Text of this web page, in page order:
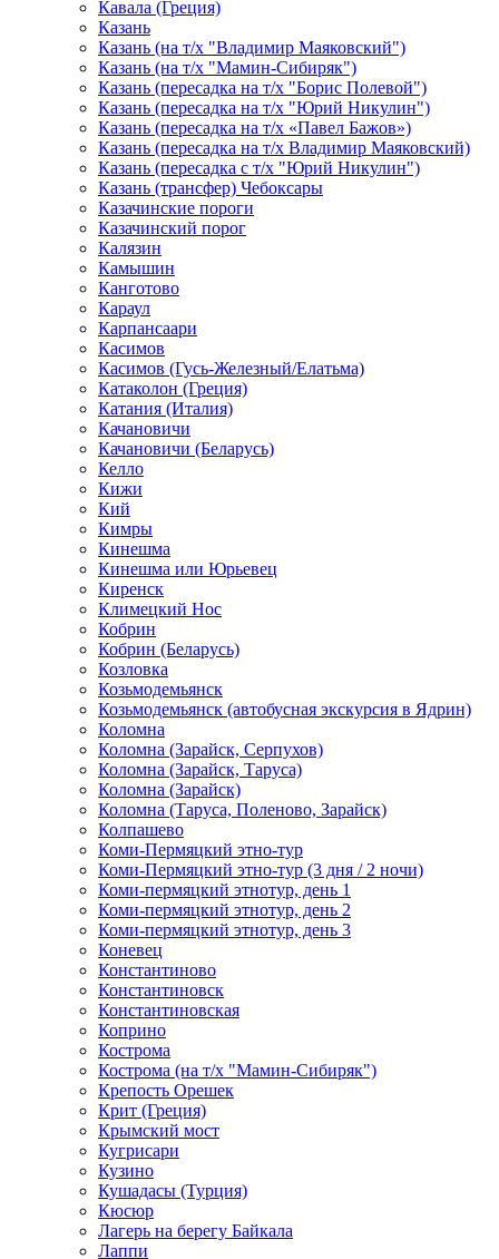
Кавала (Греция)
Казань
Казань (на т/х "Владимир Маяковский")
Казань (на т/х "Мамин-Сибиряк")
Казань (пересадка на т/х "Борис Полевой")
Казань (пересадка на т/х "Юрий Никулин")
Казань (пересадка на т/х «Павел Бажов»)
Казань (пересадка на т/х Владимир Маяковский)
Казань (пересадка с т/х "Юрий Никулин")
Казань (трансфер) Чебоксары
Казачинские пороги
Казачинский порог
Калязин
Камышин
Канготово
Караул
Карпансаари
Касимов
Касимов (Гусь-Железный/Елатьма)
Катаколон (Греция)
Катания (Италия)
Качановичи
Качановичи (Беларусь)
Келло
Кижи
Кий
Кимры
Кинешма
Кинешма или Юрьевец
Киренск
Климецкий Нос
Кобрин
Кобрин (Беларусь)
Козловка
Козьмодемьянск
Козьмодемьянск (автобусная экскурсия в Ядрин)
Коломна
Коломна (Зарайск, Серпухов)
Коломна (Зарайск, Таруса)
Коломна (Зарайск)
Коломна (Таруса, Поленово, Зарайск)
Колпашево
Коми-Пермяцкий этно-тур
Коми-Пермяцкий этно-тур (3 дня / 2 ночи)
Коми-пермяцкий этнотур, день 1
Коми-пермяцкий этнотур, день 2
Коми-пермяцкий этнотур, день 3
Коневец
Константиново
Константиновск
Константиновская
Коприно
Кострома
Кострома (на т/х "Мамин-Сибиряк")
Крепость Орешек
Крит (Греция)
Крымский мост
Кугрисари
Кузино
Кушадасы (Турция)
Кюсюр
Лагерь на берегу Байкала
Лаппи